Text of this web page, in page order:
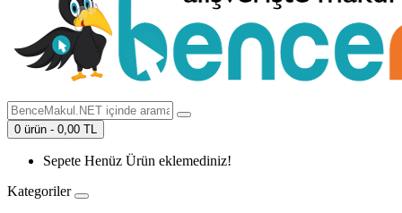
0 ürün - 0,00 TL
Sepete Henüz Ürün eklemediniz!
Kategoriler